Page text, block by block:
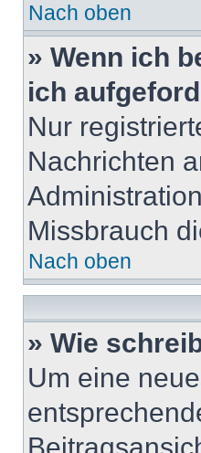
Nach oben
» Wenn ich
ich
Nur
Nachrichten
Missbrauch
Nach oben
» Wie
Um eine